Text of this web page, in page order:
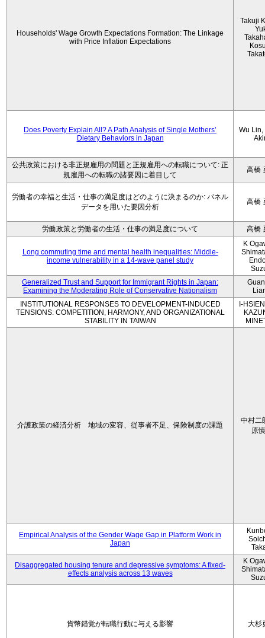
Households' Wage Growth Expectations Formation: The Linkage
with Price Inflation Expectations
Takuji
Does Poverty Explain All? A Path Analysis of Single Mothers’
Dietary Behaviors in Japan
Wu Lin,
公共政策における非正規雇用の問題と正規雇用への転職について: 正
規雇用への転職の諸要因に着目して
高橋
労働者の幸福と生活・仕事の満足度はどのように決まるのか: パネル
データを用いた要因分析
高橋
労働政策と労働者の生活・仕事の満足度について 高橋
Long commuting time and mental health inequalities: Middle-
income vulnerability in a 14-wave panel study
K
Generalized Trust and Support for Immigrant Rights in Japan:
Examining the Moderating Role of Conservative Nationalism
INSTITUTIONAL RESPONSES TO DEVELOPMENT-INDUCED
TENSIONS: COMPETITION, HARMONY, AND ORGANIZATIONAL
STABILITY IN TAIWAN
I-
介護政策の経済分析 地域の変容、従事者不足、保険制度の課題
中村二
原
Empirical Analysis of the Gender Wage Gap in Platform Work in
Japan
Disaggregated housing tenure and depressive symptoms: A fixed-
effects analysis across 13 waves
K
貨幣錯覚が転職行動に与える影響 大杉